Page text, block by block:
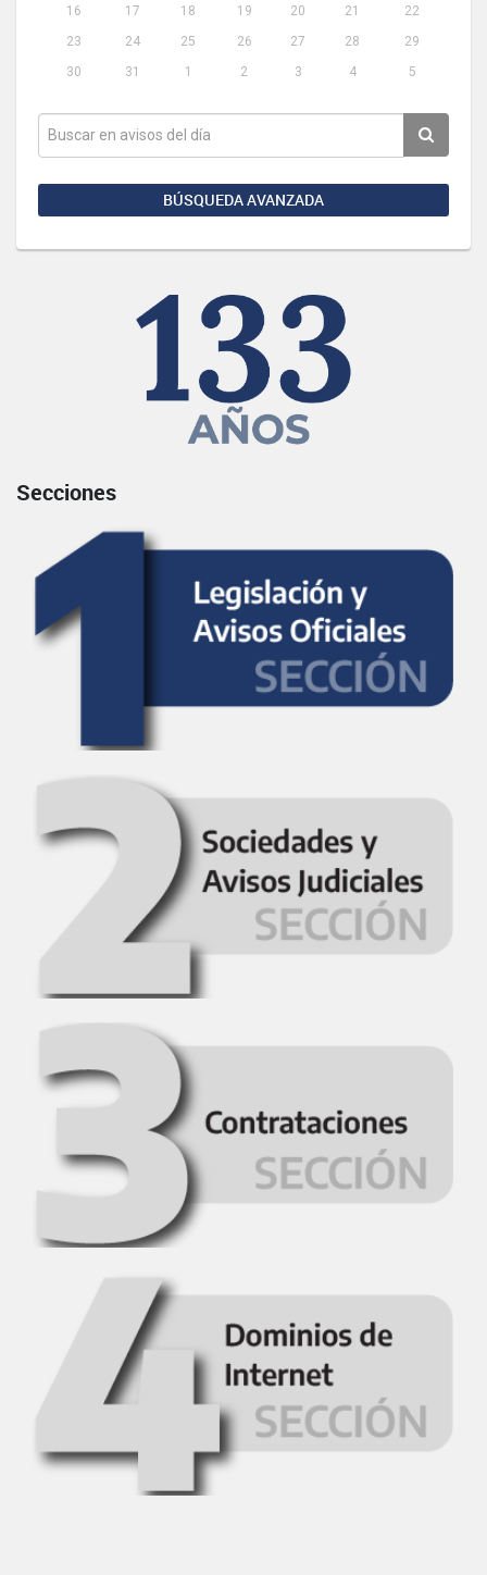
16
17 18 19 20 21
22
23
24 25 26 27 28
29
30
31 1 2 3 4 5
BÚSQUEDA AVANZADA
Secciones